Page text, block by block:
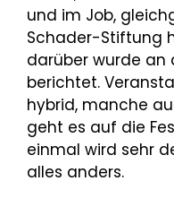
und im Job,
Schader-Stiftung
darüber wurde an
berichtet.
hybrid, manche
geht es auf die
einmal wird sehr
alles anders.